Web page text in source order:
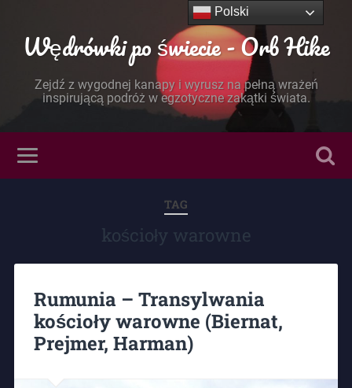
Wędrówki po świecie - Orb Hike
Zejdź z wygodnej kanapy i wyrusz na pełną wrażeń
inspirującą podróż w egzotyczne zakątki świata.
TAG
kościoły warowne
Rumunia – Transylwania
kościoły warowne (Biernat,
Prejmer, Harman)
Polski